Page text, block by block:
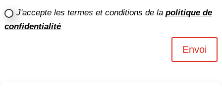
J'accepte les termes et conditions de lapolitique de
confidentialité
Envoi